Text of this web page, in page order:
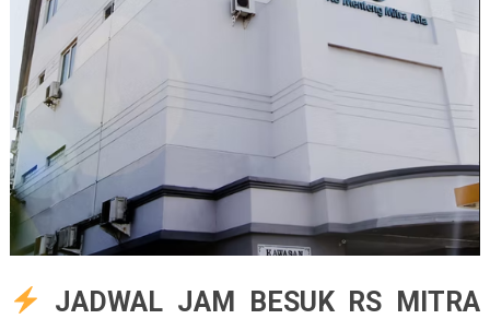
JADWAL JAM BESUK RS MITRA